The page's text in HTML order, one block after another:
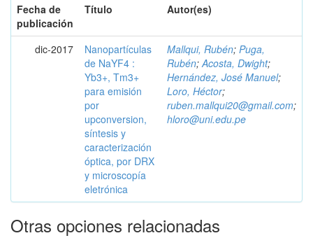
Fecha de
publicación
Título Autor(es)
dic-2017
Nanopartículas
de NaYF4 :
Yb3+, Tm3+
para emisión
por
upconversion,
síntesis y
caracterización
óptica, por DRX
y microscopía
eletrónica
Mallqui, Rubén; Puga,
Rubén; Acosta, Dwight;
Hernández, José Manuel;
Loro, Héctor;
ruben.mallqui20@gmail.com;
hloro@uni.edu.pe
Otras opciones relacionadas